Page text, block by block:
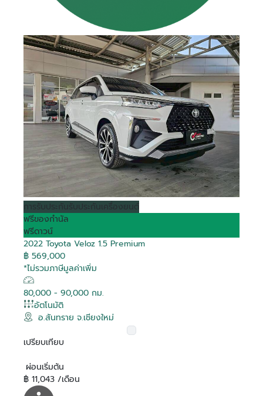
การรับประกันรับประกันเครื่องยนต์
ฟรีของกำนัล
ฟรีดาวน์
2022 Toyota Veloz 1.5 Premium
฿ 569,000
*ไม่รวมภาษีมูลค่าเพิ่ม
80,000 - 90,000 กม.
อัตโนมัติ
อ.สันทราย จ.เชียงใหม่
เปรียบเทียบ
ผ่อนเริ่มต้น
฿ 11,043 /เดือน